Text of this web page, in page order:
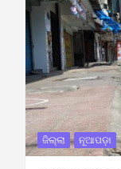
ଜିଲ୍ଲା ନୂଆପଡ଼ା